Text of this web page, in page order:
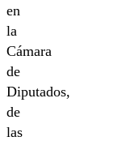
en
la
Cámara
de
Diputados,
de
las